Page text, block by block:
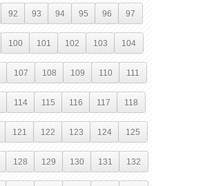
92 93 94 95 96 97
100 101 102 103 104
107 108 109 110 111
114 115 116 117 118
121 122 123 124 125
128 129 130 131 132